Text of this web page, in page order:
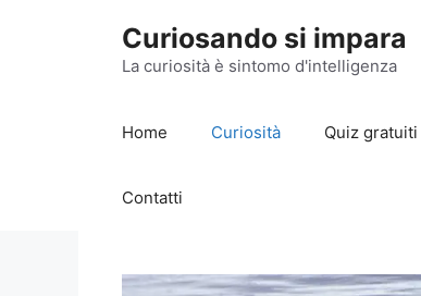
Curiosando si impara
La curiosità è sintomo d'intelligenza
Home Curiosità Quiz gratuiti
Contatti